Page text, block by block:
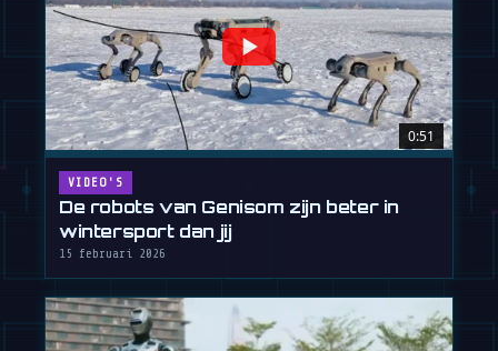
0:51
VIDEO'S
De robots van Genisom zijn beter in
wintersport dan jij
15 februari 2026